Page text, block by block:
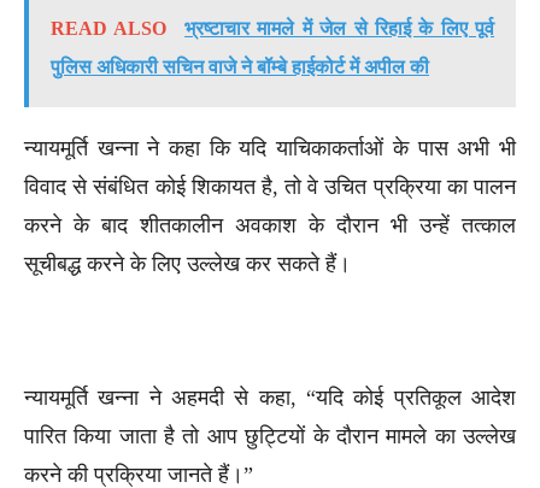
READ ALSO
भ्रष्टाचार मामले में जेल से रिहाई के लिए पूर्व
पुलिस अधिकारी सचिन वाजे ने बॉम्बे हाईकोर्ट में अपील की
न्यायमूर्ति खन्ना ने कहा कि यदि याचिकाकर्ताओं के पास अभी भी
विवाद से संबंधित कोई शिकायत है, तो वे उचित प्रक्रिया का पालन
करने के बाद शीतकालीन अवकाश के दौरान भी उन्हें तत्काल
सूचीबद्ध करने के लिए उल्लेख कर सकते हैं।
न्यायमूर्ति खन्ना ने अहमदी से कहा, “यदि कोई प्रतिकूल आदेश
पारित किया जाता है तो आप छुट्टियों के दौरान मामले का उल्लेख
करने की प्रक्रिया जानते हैं।”